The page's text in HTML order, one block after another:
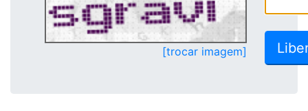
[trocar imagem]